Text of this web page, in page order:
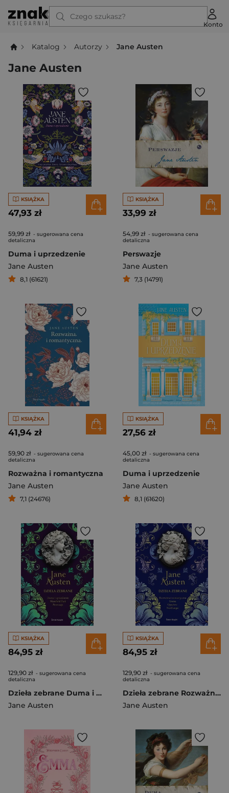
Czego szukasz?
Konto
Katalog Autorzy Jane Austen
Jane Austen
KSIĄŻKA
47,93 zł
59,99 zł - sugerowana cena
detaliczna
Duma i uprzedzenie
Jane Austen
8,1 (61621)
KSIĄŻKA
33,99 zł
54,99 zł - sugerowana cena
detaliczna
Perswazje
Jane Austen
7,3 (14791)
KSIĄŻKA
41,94 zł
59,90 zł - sugerowana cena
detaliczna
Rozważna i romantyczna
Jane Austen
7,1 (24676)
KSIĄŻKA
27,56 zł
45,00 zł - sugerowana cena
detaliczna
Duma i uprzedzenie
Jane Austen
8,1 (61620)
KSIĄŻKA
84,95 zł
129,90 zł - sugerowana cena
detaliczna
Dzieła zebrane Duma i uprzedzenie / Mansfield Park / Perswazje (elegancka edycja)
Jane Austen
KSIĄŻKA
84,95 zł
129,90 zł - sugerowana cena
detaliczna
Dzieła zebrane Rozważna i romantyczna / Emma / Opactwo Northanger (elegancka edycja)
Jane Austen